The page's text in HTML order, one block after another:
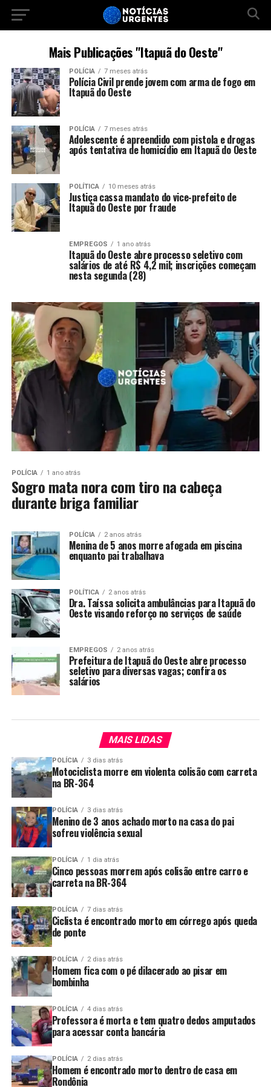
Mais Publicações "Itapuã do Oeste"
POLÍCIA 7 meses atrás
Polícia Civil prende jovem com arma de fogo em
Itapuã do Oeste
POLÍCIA 7 meses atrás
Adolescente é apreendido com pistola e drogas
após tentativa de homicídio em Itapuã do Oeste
POLÍTICA 10 meses atrás
Justiça cassa mandato do vice-prefeito de
Itapuã do Oeste por fraude
EMPREGOS 1 ano atrás
Itapuã do Oeste abre processo seletivo com
salários de até R$ 4,2 mil; inscrições começam
nesta segunda (28)
POLÍCIA 1 ano atrás
Sogro mata nora com tiro na cabeça
durante briga familiar
POLÍCIA 2 anos atrás
Menina de 5 anos morre afogada em piscina
enquanto pai trabalhava
POLÍTICA 2 anos atrás
Dra. Taíssa solicita ambulâncias para Itapuã do
Oeste visando reforço no serviços de saúde
EMPREGOS 2 anos atrás
Prefeitura de Itapuã do Oeste abre processo
seletivo para diversas vagas; confira os
salários
MAIS LIDAS
POLÍCIA 3 dias atrás
Motociclista morre em violenta colisão com carreta
na BR-364
POLÍCIA 3 dias atrás
Menino de 3 anos achado morto na casa do pai
sofreu violência sexual
POLÍCIA 1 dia atrás
Cinco pessoas morrem após colisão entre carro e
carreta na BR-364
POLÍCIA 7 dias atrás
Ciclista é encontrado morto em córrego após queda
de ponte
POLÍCIA 2 dias atrás
Homem fica com o pé dilacerado ao pisar em
bombinha
POLÍCIA 4 dias atrás
Professora é morta e tem quatro dedos amputados
para acessar conta bancária
POLÍCIA 2 dias atrás
Homem é encontrado morto dentro de casa em
Rondônia